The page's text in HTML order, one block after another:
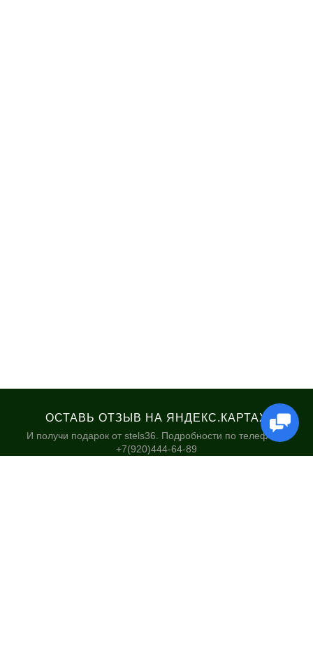
ОСТАВЬ ОТЗЫВ НА ЯНДЕКС.КАРТАХ
И получи подарок от stels36. Подробности по телефону:
+7(920)444-64-89